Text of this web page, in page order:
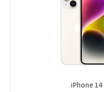
iPhone